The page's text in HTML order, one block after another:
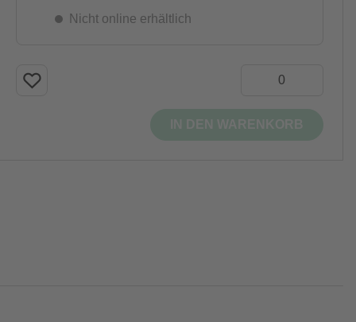
Nicht online erhältlich